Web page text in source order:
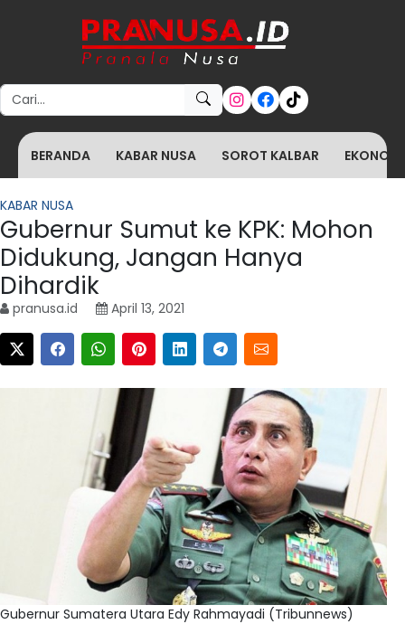
Search for:
BERANDA KABAR NUSA SOROT KALBAR
KABAR NUSA
Gubernur Sumut ke KPK: Mohon
Didukung, Jangan Hanya
Dihardik
pranusa.id April 13, 2021
Gubernur Sumatera Utara Edy Rahmayadi (Tribunnews)